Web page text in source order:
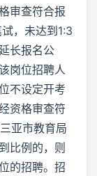
审查符合报
，未达到1:3
长报名公
岗位招聘人
不设定开考
资格审查符
亚市教育局
比例的，则
的招聘。招